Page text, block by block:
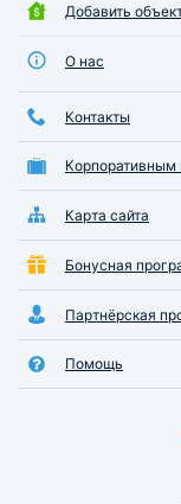
Добавить
О нас
Контакты
Корпоративным
Карта сайта
Бонусная
Партнёрская
Помощь